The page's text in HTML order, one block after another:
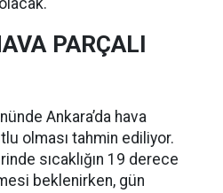
PARÇALI
Ankara’da hava
olması tahmin ediliyor.
sıcaklığın 19 derece
beklenirken, gün